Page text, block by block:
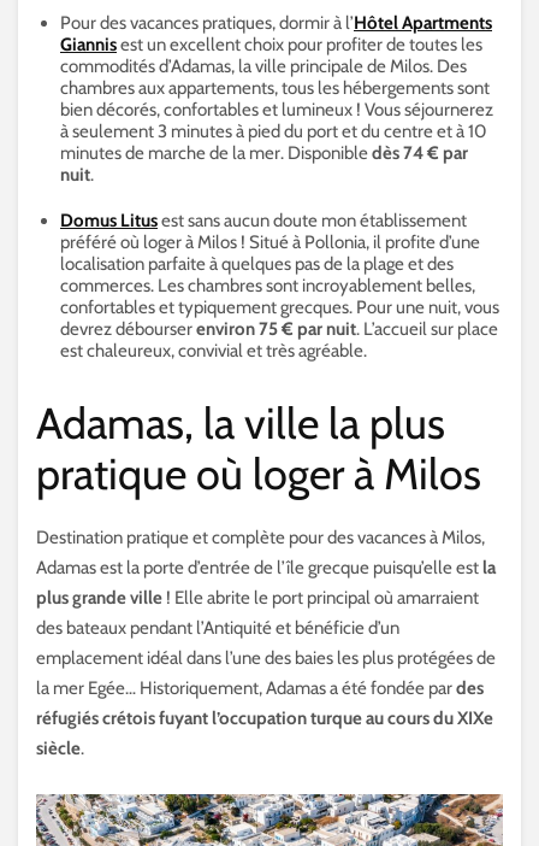
Pour des vacances pratiques, dormir à l’Hôtel Apartments
Giannisest un excellent choix pour profiter de toutes les
commodités d’Adamas, la ville principale de Milos. Des
chambres aux appartements, tous les hébergements sont
bien décorés, confortables et lumineux ! Vous séjournerez
à seulement 3 minutes à pied du port et du centre et à 10
minutes de marche de la mer. Disponibledès 74 € par
nuit.
Domus Litusest sans aucun doute mon établissement
préféré où loger à Milos ! Situé à Pollonia, il profite d’une
localisation parfaite à quelques pas de la plage et des
commerces. Les chambres sont incroyablement belles,
confortables et typiquement grecques. Pour une nuit, vous
devrez débourserenviron 75 € par nuit. L’accueil sur place
est chaleureux, convivial et très agréable.
Adamas, la ville la plus
pratique où loger à Milos
Destination pratique et complète pour des vacances à Milos,
Adamas est la porte d’entrée de l’île grecque puisqu’elle est la
plus grande ville ! Elle abrite le port principal où amarraient
des bateaux pendant l’Antiquité et bénéficie d’un
emplacement idéal dans l’une des baies les plus protégées de
la mer Egée… Historiquement, Adamas a été fondée pardes
réfugiés crétois fuyant l’occupation turque au cours du XIXe
siècle.